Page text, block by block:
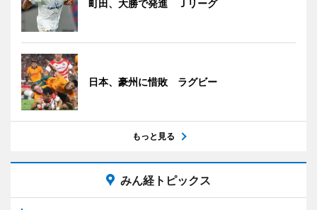
町田、大勝で発進 Ｊリーグ
日本、豪州に惜敗 ラグビー
もっと見る
みん経トピックス